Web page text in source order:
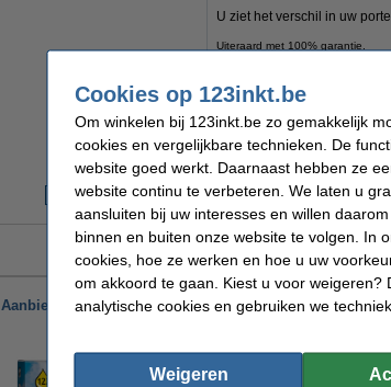
U ziet het verschil in uw
Uiteraard met 100% garantie.
Merk:
Morgen in huis
€ 19,95
€ 16,49 excl. 21% btw
10 jaar op rij 'Beste webwinkel'
Aanbieding: 123inkt huismerk vervangt Brother TZe 6
Breng snel orde en
vervangt Brother TZe 6 mm
Cookies op 123inkt.be
Om winkelen bij 123inkt.be zo gemakkelijk
cookies en vergelijkbare technieken. De
website goed werkt. Daarnaast hebben ze
website continu te verbeteren. We laten u
aansluiten bij uw interesses en willen
binnen en buiten onze website te volgen. In
cookies, hoe ze werken en hoe u uw
om akkoord te gaan. Kiest u voor weigeren?
analytische cookies en gebruiken we
Weigeren